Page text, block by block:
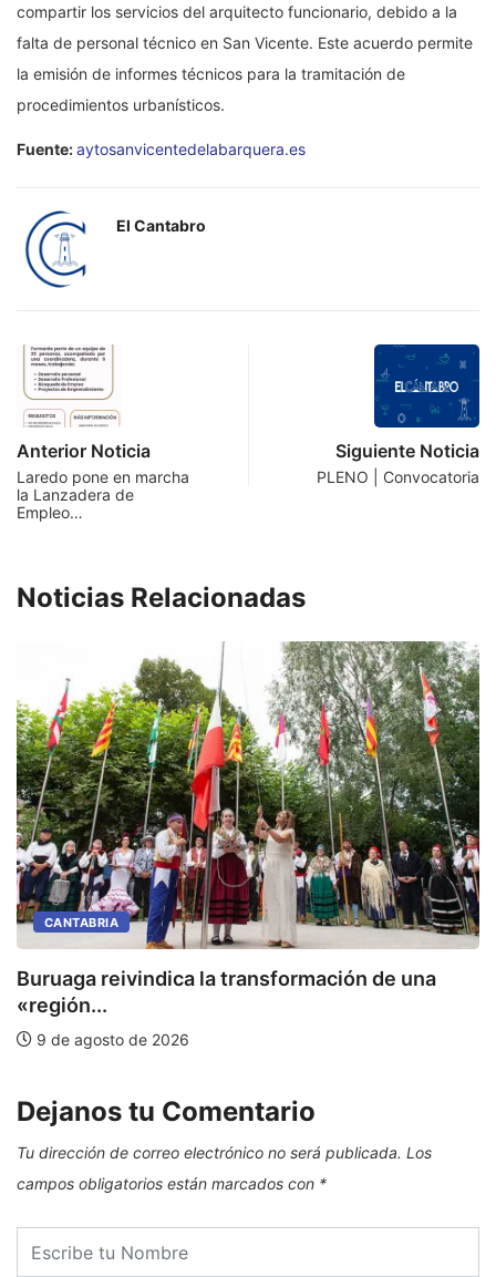
compartir los servicios del arquitecto funcionario, debido a la
falta de personal técnico en San Vicente. Este acuerdo permite
la emisión de informes técnicos para la tramitación de
procedimientos urbanísticos.
Fuente:aytosanvicentedelabarquera.es
El Cantabro
Anterior Noticia
Laredo pone en marcha
la Lanzadera de
Empleo…
Siguiente Noticia
PLENO | Convocatoria
Noticias Relacionadas
CANTABRIA
Buruaga reivindica la transformación de una
«región...
9 de agosto de 2026
Dejanos tu Comentario
Tu dirección de correo electrónico no será publicada. Los
campos obligatorios están marcados con *